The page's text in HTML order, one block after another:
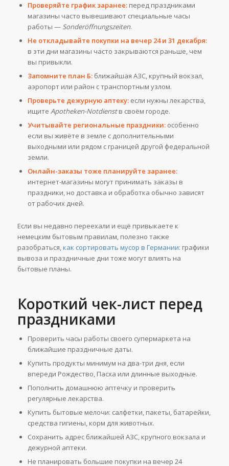
Проверяйте график заранее:перед праздниками
магазины часто вывешивают специальные часы
работы — Sonderöffnungszeiten.
Не откладывайте покупки на вечер 24 и 31 декабря:
в эти дни магазины часто закрываются раньше, чем
вы привыкли.
Запомните план Б:ближайшая АЗС, крупный вокзал,
аэропорт или район с транспортным узлом.
Проверьте дежурную аптеку:если нужны лекарства,
ищите Apotheken-Notdienstв своём городе.
Учитывайте региональные праздники:особенно
если вы живёте в земле с дополнительными
выходными или рядом с границей другой федеральной
земли.
Онлайн-заказы тоже планируйте заранее:
интернет-магазины могут принимать заказы в
праздники, но доставка и обработка обычно зависят
от рабочих дней.
Если вы недавно переехали и ещё привыкаете к
немецким бытовым правилам, полезно также
разобраться,как сортировать мусор в Германии: графики
вывоза и праздничные дни тоже могут влиять на
бытовые планы.
Короткий чек-лист перед
праздниками
Проверить часы работы своего супермаркета на
ближайшие праздничные даты.
Купить продукты минимум на два-три дня, если
впереди Рождество, Пасха или длинные выходные.
Пополнить домашнюю аптечку и проверить
регулярные лекарства.
Купить бытовые мелочи: салфетки, пакеты, батарейки,
средства гигиены, корм для животных.
Сохранить адрес ближайшей АЗС, крупного вокзала и
дежурной аптеки.
Не планировать большие покупки на вечер 24